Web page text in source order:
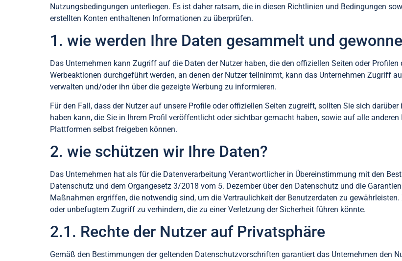
Nutzungsbedingungen unterliegen. Es ist daher ratsam, die in diesen Richtlinien und Bedingungen
erstellten Konten enthaltenen Informationen zu überprüfen.
1. wie werden Ihre Daten gesammelt und
Das Unternehmen kann Zugriff auf die Daten der Nutzer haben, die den offiziellen Seiten oder
Werbeaktionen durchgeführt werden, an denen der Nutzer teilnimmt, kann das Unternehmen Zugriff
verwalten und/oder ihn über die gezeigte Werbung zu informieren.
Für den Fall, dass der Nutzer auf unsere Profile oder offiziellen Seiten zugreift, sollten Sie sich
haben kann, die Sie in Ihrem Profil veröffentlicht oder sichtbar gemacht haben, sowie auf alle
Plattformen selbst freigeben können.
2. wie schützen wir Ihre Daten?
Das Unternehmen hat als für die Datenverarbeitung Verantwortlicher in Übereinstimmung mit den
Datenschutz und dem Organgesetz 3/2018 vom 5. Dezember über den Datenschutz und die
Maßnahmen ergriffen, die notwendig sind, um die Vertraulichkeit der Benutzerdaten zu
oder unbefugtem Zugriff zu verhindern, die zu einer Verletzung der Sicherheit führen könnte.
2.1. Rechte der Nutzer auf Privatsphäre
Gemäß den Bestimmungen der geltenden Datenschutzvorschriften garantiert das Unternehmen den